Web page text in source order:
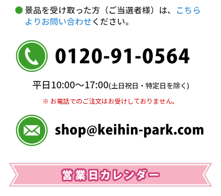
銀行振込(前払い)
普通 7263489
＜口座名＞ カ）ディースタイル
※ 振込み手数料お客様ご負担。
景品を受け取った方（ご当選者様）は、
こちら
よりお問い合わせください。
平日10:00〜17:00(土日祝日・特定日を除く)
※ お電話でのご注文はお受けしておりません。